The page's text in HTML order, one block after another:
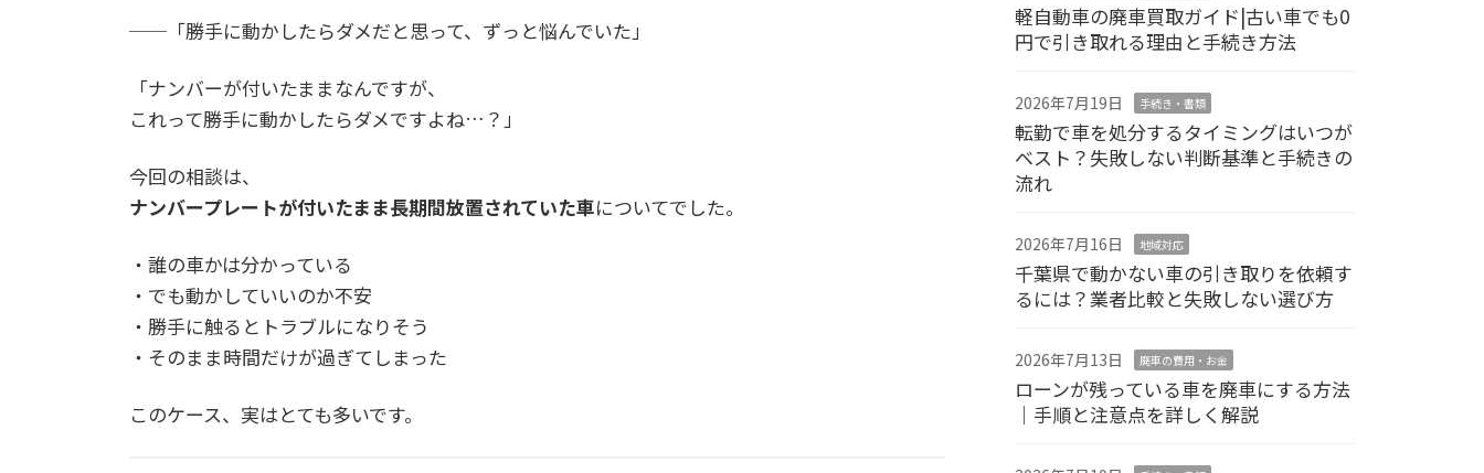
──「勝手に動かしたらダメだと思って、ずっと悩んでいた」
「ナンバーが付いたままなんですが、
これって勝手に動かしたらダメですよね…？」
今回の相談は、
ナンバープレートが付いたまま長期間放置されていた車についてでした。
・誰の車かは分かっている
・でも動かしていいのか不安
・勝手に触るとトラブルになりそう
・そのまま時間だけが過ぎてしまった
このケース、実はとても多いです。
軽自動車の廃車買取ガイド|古い車でも0
円で引き取れる理由と手続き方法
2026年7月19日 手続き・書類
転勤で車を処分するタイミングはいつが
ベスト？失敗しない判断基準と手続きの
流れ
2026年7月16日 地域対応
千葉県で動かない車の引き取りを依頼す
るには？業者比較と失敗しない選び方
2026年7月13日 廃車の費用・お金
ローンが残っている車を廃車にする方法
｜手順と注意点を詳しく解説